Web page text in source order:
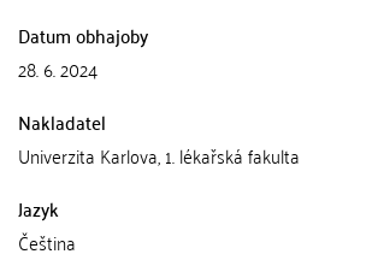
Datum obhajoby
28. 6. 2024
Nakladatel
Univerzita Karlova, 1. lékařská fakulta
Jazyk
Čeština